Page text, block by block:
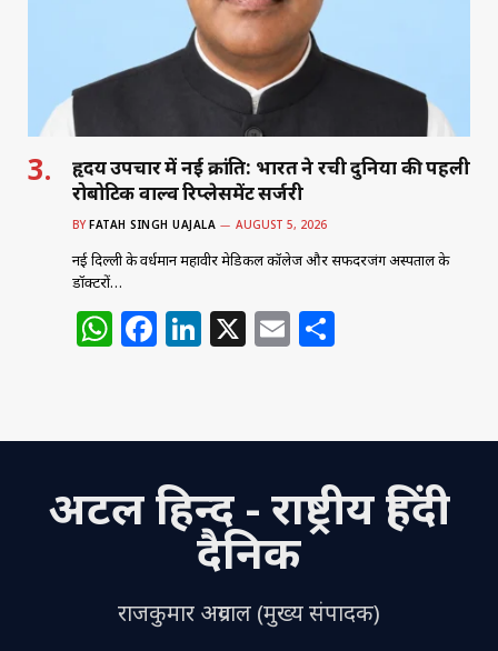
k
हृदय उपचार में नई क्रांति: भारत ने रची दुनिया की पहली
रोबोटिक वाल्व रिप्लेसमेंट सर्जरी
BY FATAH SINGH UAJALA AUGUST 5, 2026
नई दिल्ली के वर्धमान महावीर मेडिकल कॉलेज और सफदरजंग अस्पताल के
डॉक्टरों…
W
s
p
p
F
e
o
o
Li
e
n
X E
l e
अटल हिन्द - राष्ट्रीय हिंदी
दैनिक
राजकुमार अग्रवाल (मुख्य संपादक)